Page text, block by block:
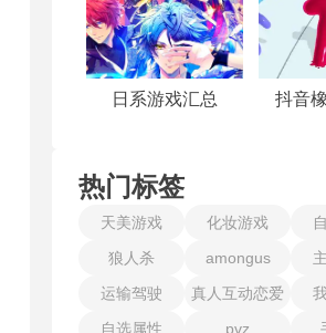
日系游戏汇总 抖音
热门标签
天美游戏 化妆游戏
狼人杀
amongus
运输驾驶
真人互动恋爱
自选属性
pvz